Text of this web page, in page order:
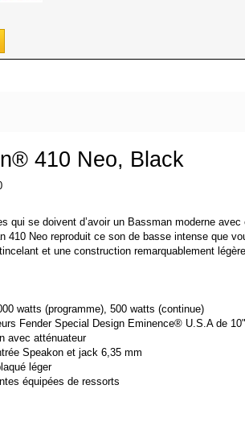
410 Neo, Black
qui se doivent d’avoir un Bassman moderne
410 Neo reproduit ce son de basse intense que
et une construction remarquablement
watts (programme), 500 watts (continue)
Fender Special Design Eminence® U.S.A de
avec atténuateur
Speakon et jack 6,35 mm
léger
équipées de ressorts